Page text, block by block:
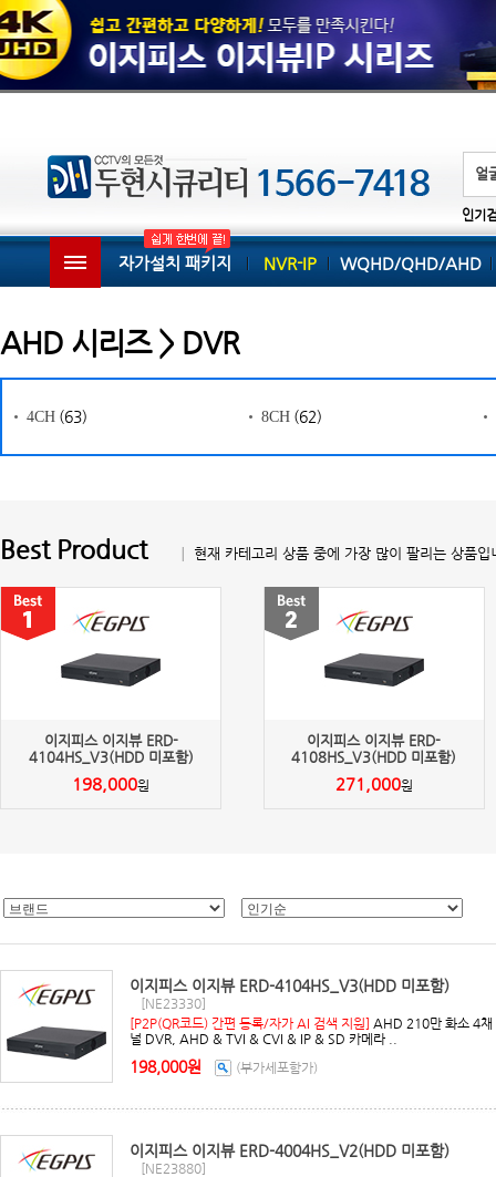
인기
자가설치 패키지 NVR-IP WQHD/QHD/AHD
AHD 시리즈 > DVR
4CH (63) 8CH (62)
Best Product │ 현재 카테고리 상품 중에 가장 많이 팔리는 상품입
이지피스 이지뷰 ERD-
4104HS_V3(HDD 미포함)
198,000원
이지피스 이지뷰 ERD-
4108HS_V3(HDD 미포함)
271,000원
이지피스 이지뷰 ERD-4104HS_V3(HDD 미포함)
[NE23330]
[P2P(QR코드) 간편 등록/자가 AI 검색 지원] AHD 210만 화소 4채
널 DVR, AHD & TVI & CVI & IP & SD 카메라 ..
198,000원 (부가세포함가)
이지피스 이지뷰 ERD-4004HS_V2(HDD 미포함)
[NE23880]